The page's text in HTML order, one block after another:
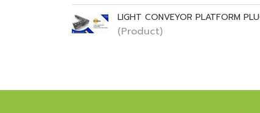
LIGHT CONVEYOR PLATFORM
(Product)